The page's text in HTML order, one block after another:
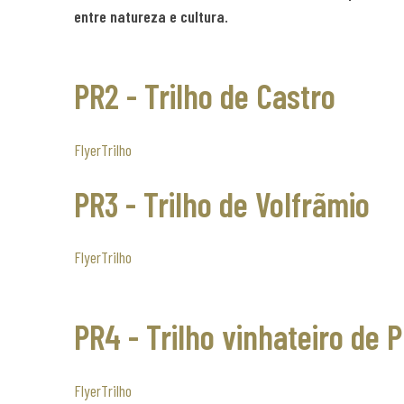
entre natureza e cultura.
PR2 - Trilho de Castro
FlyerTrilho
PR3 - Trilho de Volfrãmio
FlyerTrilho
PR4 - Trilho vinhateiro de
FlyerTrilho